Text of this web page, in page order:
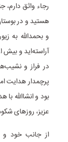
رجاء واثق
هستید و در
و بحمدالله به
آراسته‌اید و بیش
در فراز و
پرچمدار هدایت
بود و انشاالله
عزیز، روزهای
از جانب خود و